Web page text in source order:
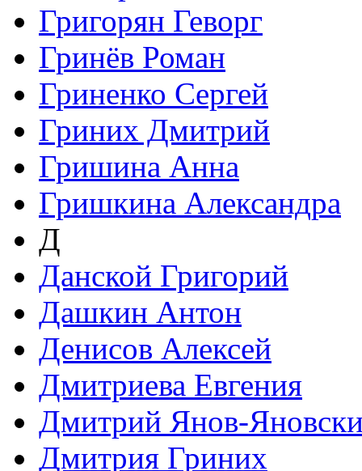
Григорян Геворг
Гринёв Роман
Гриненко Сергей
Гриних Дмитрий
Гришина Анна
Гришкина Александра
Д
Данской Григорий
Дашкин Антон
Денисов Алексей
Дмитриева Евгения
Дмитрий Янов-
Дмитрия Гриних